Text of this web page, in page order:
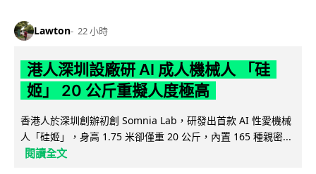
Lawton 22 小時
港人深圳設廠研 AI 成人機械人 「硅
姬」 20 公斤重擬人度極高
香港人於深圳創辦初創 Somnia Lab，研發出首款 AI 性愛機械
人「硅姬」，身高 1.75 米卻僅重 20 公斤，內置 165 種親密...
閱讀全文